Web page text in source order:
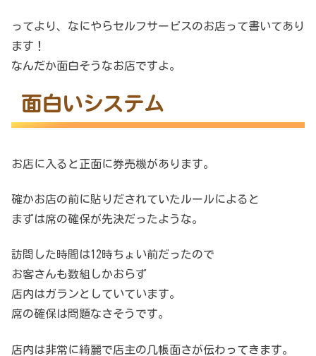
ってより、なにやらセルフサービスのお店って書いてあり
ます！
なんだか面白そうなお店ですよ。
面白いシステム
お店に入ると正面に券売機があります。
確かお店の前に貼りだされていたルールによると
まずは席の確保が先決だったような。
訪問した時間は12時ちょい前だったので
お客さんも数組しかおらず
店内はガランとしていています。
席の確保は問題なさそうです。
店内は非常に綺麗で店主の几帳面さが伝わってきます。